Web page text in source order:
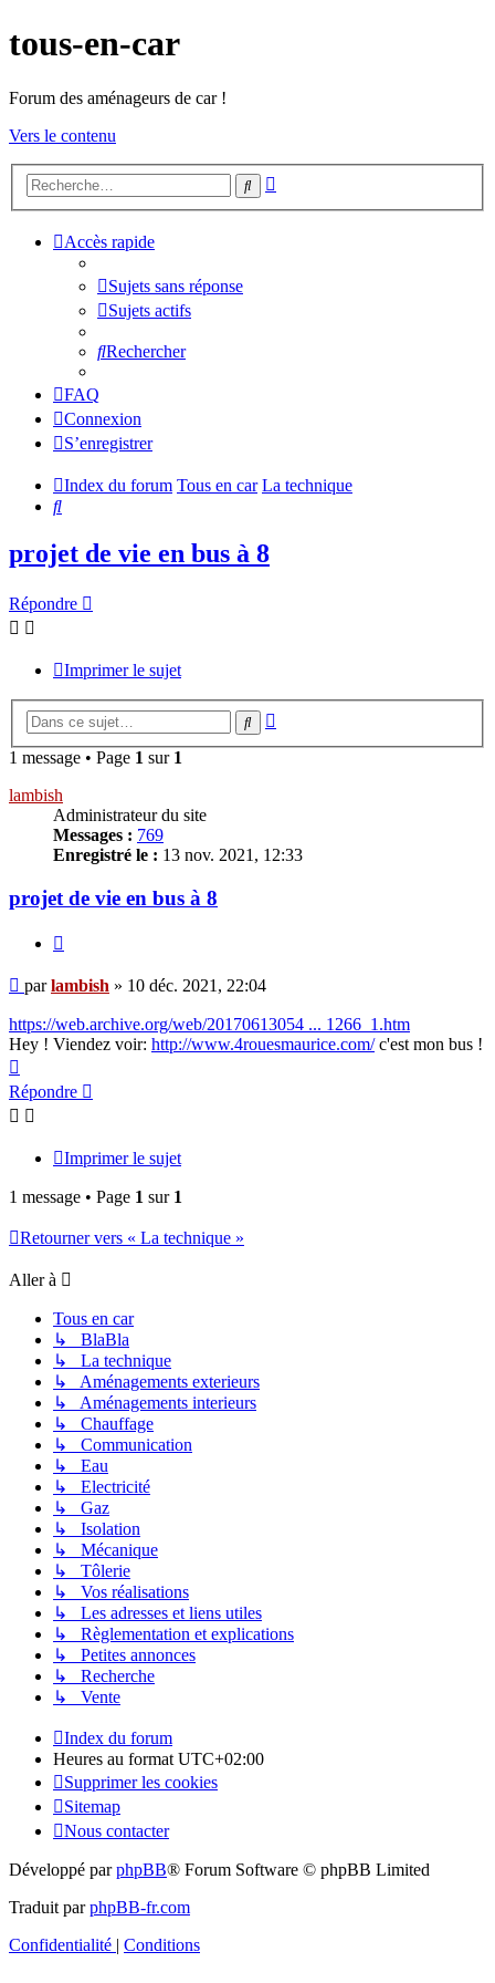
tous-en-car
Forum des aménageurs de car !
Vers le contenu
Rechercher
Accès rapide
Sujets sans réponse
Sujets actifs
Rechercher
FAQ
Connexion
S’enregistrer
Index du forum Tous en car La technique
Rechercher
projet de vie en bus à 8
Répondre
Imprimer le sujet
Rechercher
1 message • Page 1 sur 1
lambish
Administrateur du site
Messages : 769
Enregistré le : 13 nov. 2021, 12:33
projet de vie en bus à 8
Message
parlambish » 10 déc. 2021, 22:04
https://web.archive.org/web/20170613054 ... 1266_1.htm
Hey ! Viendez voir: http://www.4rouesmaurice.com/c'est mon bus !
Répondre
Imprimer le sujet
1 message • Page 1 sur 1
Retourner vers « La technique »
Aller à
Tous en car
↳ BlaBla
↳ La technique
↳ Aménagements exterieurs
↳ Aménagements interieurs
↳ Chauffage
↳ Communication
↳ Eau
↳ Electricité
↳ Gaz
↳ Isolation
↳ Mécanique
↳ Tôlerie
↳ Vos réalisations
↳ Les adresses et liens utiles
↳ Règlementation et explications
↳ Petites annonces
↳ Recherche
↳ Vente
Index du forum
Heures au format UTC+02:00
Supprimer les cookies
Sitemap
Nous contacter
Développé parphpBB® Forum Software © phpBB Limited
Traduit parphpBB-fr.com
Confidentialité | Conditions